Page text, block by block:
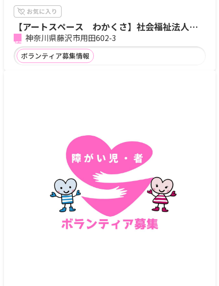
【アートスペース わかくさ】社会福祉法人
藤沢育成会
神奈川県藤沢市用田602-3
ボランティア募集情報